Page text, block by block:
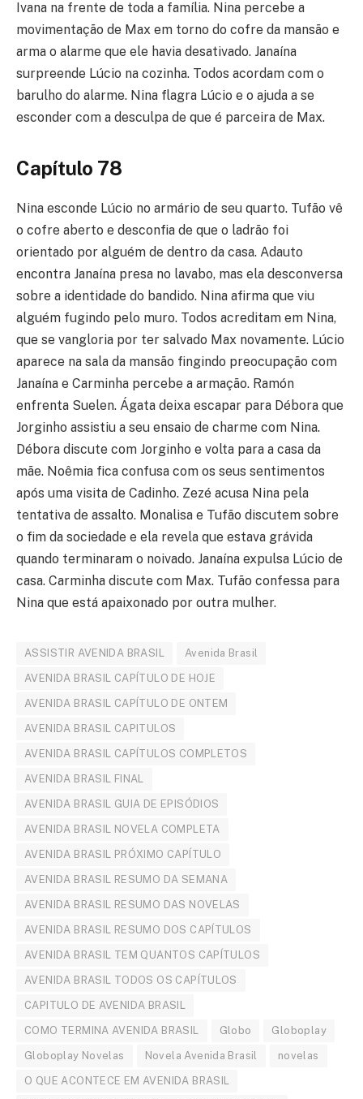
Ivana na frente de toda a família. Nina percebe a
movimentação de Max em torno do cofre da mansão e
arma o alarme que ele havia desativado. Janaína
surpreende Lúcio na cozinha. Todos acordam com o
barulho do alarme. Nina flagra Lúcio e o ajuda a se
esconder com a desculpa de que é parceira de Max.
Capítulo 78
Nina esconde Lúcio no armário de seu quarto. Tufão vê
o cofre aberto e desconfia de que o ladrão foi
orientado por alguém de dentro da casa. Adauto
encontra Janaína presa no lavabo, mas ela desconversa
sobre a identidade do bandido. Nina afirma que viu
alguém fugindo pelo muro. Todos acreditam em Nina,
que se vangloria por ter salvado Max novamente. Lúcio
aparece na sala da mansão fingindo preocupação com
Janaína e Carminha percebe a armação. Ramón
enfrenta Suelen. Ágata deixa escapar para Débora que
Jorginho assistiu a seu ensaio de charme com Nina.
Débora discute com Jorginho e volta para a casa da
mãe. Noêmia fica confusa com os seus sentimentos
após uma visita de Cadinho. Zezé acusa Nina pela
tentativa de assalto. Monalisa e Tufão discutem sobre
o fim da sociedade e ela revela que estava grávida
quando terminaram o noivado. Janaína expulsa Lúcio de
casa. Carminha discute com Max. Tufão confessa para
Nina que está apaixonado por outra mulher.
ASSISTIR AVENIDA BRASIL Avenida Brasil
AVENIDA BRASIL CAPÍTULO DE HOJE
AVENIDA BRASIL CAPÍTULO DE ONTEM
AVENIDA BRASIL CAPITULOS
AVENIDA BRASIL CAPÍTULOS COMPLETOS
AVENIDA BRASIL FINAL
AVENIDA BRASIL GUIA DE EPISÓDIOS
AVENIDA BRASIL NOVELA COMPLETA
AVENIDA BRASIL PRÓXIMO CAPÍTULO
AVENIDA BRASIL RESUMO DA SEMANA
AVENIDA BRASIL RESUMO DAS NOVELAS
AVENIDA BRASIL RESUMO DOS CAPÍTULOS
AVENIDA BRASIL TEM QUANTOS CAPÍTULOS
AVENIDA BRASIL TODOS OS CAPÍTULOS
CAPITULO DE AVENIDA BRASIL
COMO TERMINA AVENIDA BRASIL Globo Globoplay
Globoplay Novelas Novela Avenida Brasil novelas
O QUE ACONTECE EM AVENIDA BRASIL